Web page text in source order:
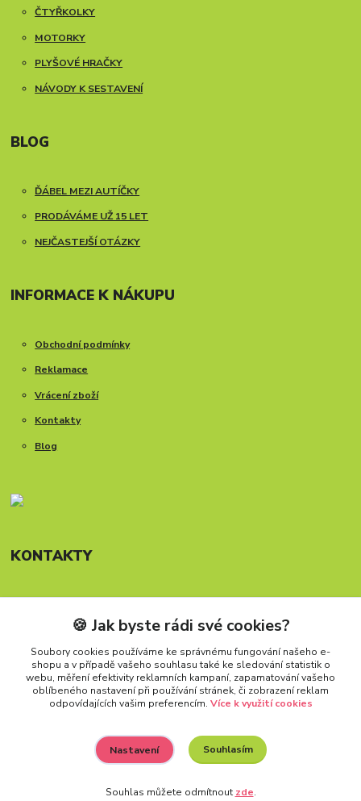
ČTYŘKOLKY
MOTORKY
PLYŠOVÉ HRAČKY
NÁVODY K SESTAVENÍ
BLOG
ĎÁBEL MEZI AUTÍČKY
PRODÁVÁME UŽ 15 LET
NEJČASTEJŠÍ OTÁZKY
INFORMACE K NÁKUPU
Obchodní podmínky
Reklamace
Vrácení zboží
Kontakty
Blog
KONTAKTY
Telefon: +420 777 288 882
Provozní doba Po-Pá, 8-15:30 hod.
info@carforkids.cz
🍪 Jak byste rádi své cookies?
Soubory cookies používáme ke správnému fungování našeho e-
shopu a v případě vašeho souhlasu také ke sledování statistik o
webu, měření efektivity reklamních kampaní, zapamatování vašeho
oblíbeného nastavení při používání stránek, či zobrazení reklam
odpovídajících vašim preferencím. Více k využití cookies
Nastavení Souhlasím
Souhlas můžete odmítnout zde.